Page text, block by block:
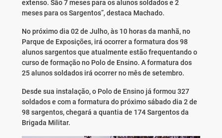
extenso. São 7 meses para os alunos soldados e 2
meses para os Sargentos”, destaca Machado.
No próximo dia 02 de Julho, às 10 horas da manhã, no
Parque de Exposições, irá ocorrer a formatura dos 98
alunos sargentos que atualmente estão frequentando o
curso de formação no Polo de Ensino. A formatura dos
25 alunos soldados irá ocorrer no mês de setembro.
Desde sua instalação, o Polo de Ensino já formou 327
soldados e com a formatura do próximo sábado dia 2 de
98 sargentos, chegará a quantia de 174 Sargentos da
Brigada Militar.